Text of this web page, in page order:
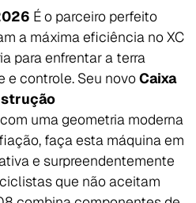
É o parceiro perfeito
a máxima eficiência no XC
para enfrentar a terra
controle. Seu novoCaixa
uma geometria moderna
faça esta máquina em
e surpreendentemente
que não aceitam